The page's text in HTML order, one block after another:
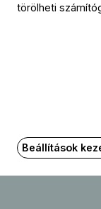
3
törölheti
Beállítások